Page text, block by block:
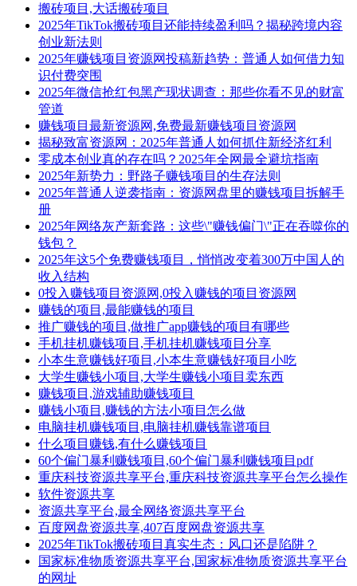
搬砖项目,大话搬砖项目
2025年TikTok搬砖项目还能持续盈利吗？揭秘跨境内容
创业新法则
2025年赚钱项目资源网投稿新趋势：普通人如何借力知
识付费突围
2025年微信抢红包黑产现状调查：那些你看不见的财富
管道
赚钱项目最新资源网,免费最新赚钱项目资源网
揭秘致富资源网：2025年普通人如何抓住新经济红利
零成本创业真的存在吗？2025年全网最全避坑指南
2025年新势力：野路子赚钱项目的生存法则
2025年普通人逆袭指南：资源网盘里的赚钱项目拆解手
册
2025年网络灰产新套路：这些\"赚钱偏门\"正在吞噬你的
钱包？
2025年这5个免费赚钱项目，悄悄改变着300万中国人的
收入结构
0投入赚钱项目资源网,0投入赚钱的项目资源网
赚钱的项目,最能赚钱的项目
推广赚钱的项目,做推广app赚钱的项目有哪些
手机挂机赚钱项目,手机挂机赚钱项目分享
小本生意赚钱好项目,小本生意赚钱好项目小吃
大学生赚钱小项目,大学生赚钱小项目卖东西
赚钱项目,游戏辅助赚钱项目
赚钱小项目,赚钱的方法小项目怎么做
电脑挂机赚钱项目,电脑挂机赚钱靠谱项目
什么项目赚钱,有什么赚钱项目
60个偏门暴利赚钱项目,60个偏门暴利赚钱项目pdf
重庆科技资源共享平台,重庆科技资源共享平台怎么操作
软件资源共享
资源共享平台,最全网络资源共享平台
百度网盘资源共享,407百度网盘资源共享
2025年TikTok搬砖项目真实生态：风口还是陷阱？
国家标准物质资源共享平台,国家标准物质资源共享平台
的网址